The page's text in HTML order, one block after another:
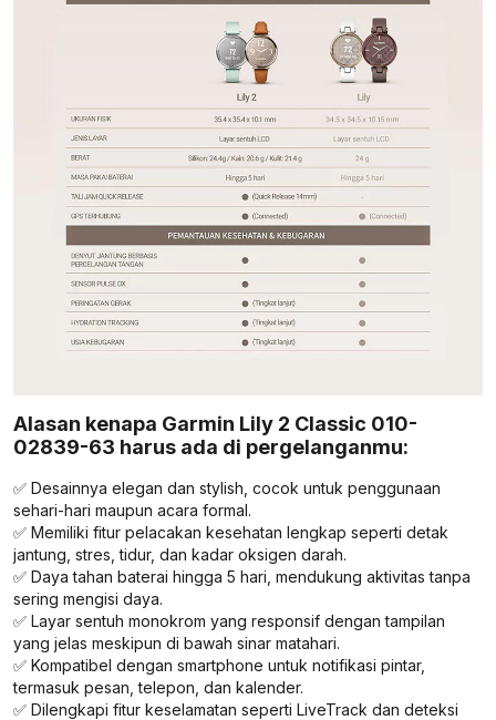
Alasan kenapa Garmin Lily 2 Classic 010-
02839-63 harus ada di pergelanganmu:
✅ Desainnya elegan dan stylish, cocok untuk penggunaan
sehari-hari maupun acara formal.
✅ Memiliki fitur pelacakan kesehatan lengkap seperti detak
jantung, stres, tidur, dan kadar oksigen darah.
✅ Daya tahan baterai hingga 5 hari, mendukung aktivitas tanpa
sering mengisi daya.
✅ Layar sentuh monokrom yang responsif dengan tampilan
yang jelas meskipun di bawah sinar matahari.
✅ Kompatibel dengan smartphone untuk notifikasi pintar,
termasuk pesan, telepon, dan kalender.
✅ Dilengkapi fitur keselamatan seperti LiveTrack dan deteksi